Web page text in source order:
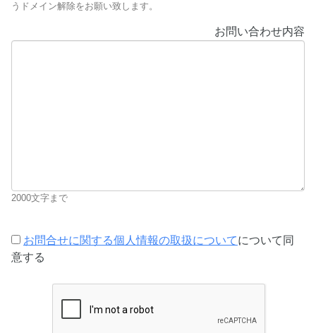
うドメイン解除をお願い致します。
お問い合わせ内容
2000文字まで
お問合せに関する個人情報の取扱についてについて同
意する